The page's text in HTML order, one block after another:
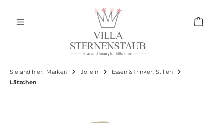
Zum Hauptinhalt springen
Sie sind hier: Marken Jollein
Essen & Trinken, Stillen
Lätzchen